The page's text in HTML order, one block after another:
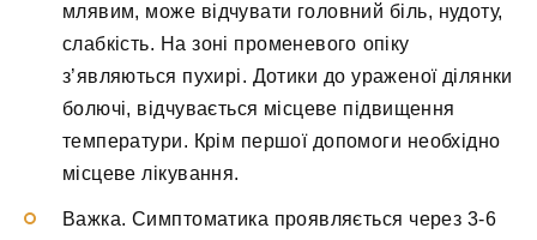
млявим, може відчувати головний біль, нудоту,
слабкість. На зоні променевого опіку
з’являються пухирі. Дотики до ураженої ділянки
болючі, відчувається місцеве підвищення
температури. Крім першої допомоги необхідно
місцеве лікування.
Важка. Симптоматика проявляється через 3-6